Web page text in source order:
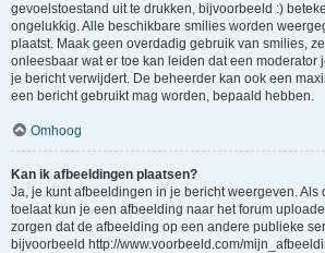
gevoelstoestand uit te drukken, bijvoorbeeld :)
ongelukkig. Alle beschikbare smilies worden
plaatst. Maak geen overdadig gebruik van smilies,
onleesbaar wat er toe kan leiden dat een moderator
je bericht verwijdert. De beheerder kan ook een
een bericht gebruikt mag worden, bepaald hebben.
Omhoog
Kan ik afbeeldingen plaatsen?
Ja, je kunt afbeeldingen in je bericht weergeven. Als
toelaat kun je een afbeelding naar het forum
zorgen dat de afbeelding op een andere publieke
bijvoorbeeld http://www.voorbeeld.com/